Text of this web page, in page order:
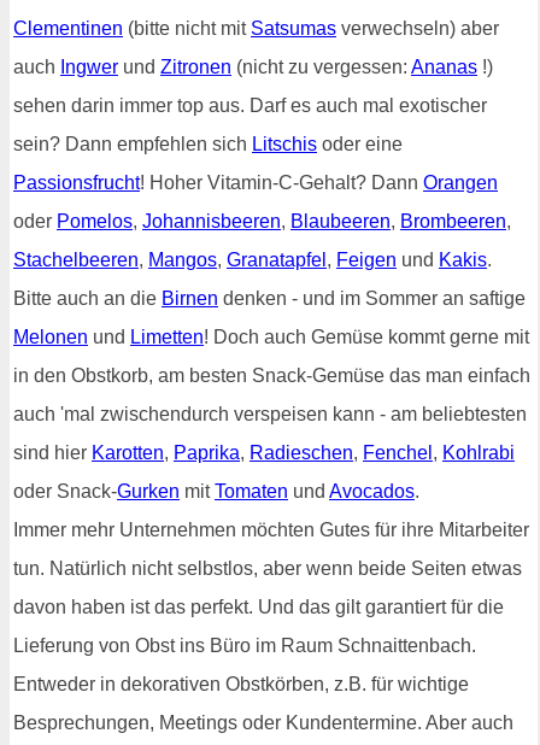
Clementinen (bitte nicht mit Satsumas verwechseln) aber
auch Ingwer und Zitronen (nicht zu vergessen: Ananas !)
sehen darin immer top aus. Darf es auch mal exotischer
sein? Dann empfehlen sich Litschis oder eine
Passionsfrucht! Hoher Vitamin-C-Gehalt? Dann Orangen
oder Pomelos, Johannisbeeren, Blaubeeren, Brombeeren,
Stachelbeeren, Mangos, Granatapfel , Feigen und Kakis.
Bitte auch an die Birnen denken - und im Sommer an saftige
Melonen und Limetten! Doch auch Gemüse kommt gerne mit
in den Obstkorb, am besten Snack-Gemüse das man einfach
auch 'mal zwischendurch verspeisen kann - am beliebtesten
sind hier Karotten, Paprika, Radieschen, Fenchel , Kohlrabi
oder Snack-Gurken mitTomaten und Avocados.
Immer mehr Unternehmen möchten Gutes für ihre Mitarbeiter
tun. Natürlich nicht selbstlos, aber wenn beide Seiten etwas
davon haben ist das perfekt. Und das gilt garantiert für die
Lieferung von Obst ins Büro im Raum Schnaittenbach.
Entweder in dekorativen Obstkörben, z.B. für wichtige
Besprechungen, Meetings oder Kundentermine. Aber auch